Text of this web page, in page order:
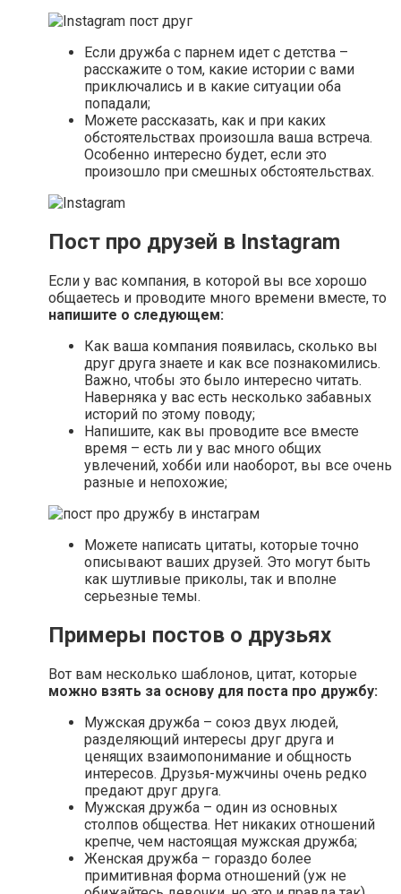
Если дружба с парнем идет с детства –
расскажите о том, какие истории с вами
приключались и в какие ситуации оба
попадали;
Можете рассказать, как и при каких
обстоятельствах произошла ваша встреча.
Особенно интересно будет, если это
произошло при смешных обстоятельствах.
Пост про друзей в Instagram
Если у вас компания, в которой вы все хорошо
общаетесь и проводите много времени вместе, то
напишите о следующем:
Как ваша компания появилась, сколько вы
друг друга знаете и как все познакомились.
Важно, чтобы это было интересно читать.
Наверняка у вас есть несколько забавных
историй по этому поводу;
Напишите, как вы проводите все вместе
время – есть ли у вас много общих
увлечений, хобби или наоборот, вы все очень
разные и непохожие;
Можете написать цитаты, которые точно
описывают ваших друзей. Это могут быть
как шутливые приколы, так и вполне
серьезные темы.
Примеры постов о друзьях
Вот вам несколько шаблонов, цитат, которые
можно взять за основу для поста про дружбу:
Мужская дружба – союз двух людей,
разделяющий интересы друг друга и
ценящих взаимопонимание и общность
интересов. Друзья-мужчины очень редко
предают друг друга.
Мужская дружба – один из основных
столпов общества. Нет никаких отношений
крепче, чем настоящая мужская дружба;
Женская дружба – гораздо более
примитивная форма отношений (уж не